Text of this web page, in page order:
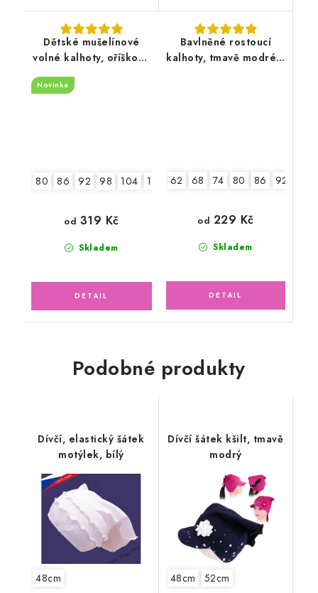
Dětské mušelínové
volné kalhoty, oříškové
Novinka
80 86 92 98 104 110 116
Skladem
od 319 Kč
Bavlněné rostoucí
kalhoty, tmavě modré s
62 68 74 80 86 92
Skladem
od 229 Kč
Podobné produkty
Dívčí, elastický šátek
motýlek, bílý
48cm
Dívčí šátek kšilt, tmavě
modrý
48cm 52cm